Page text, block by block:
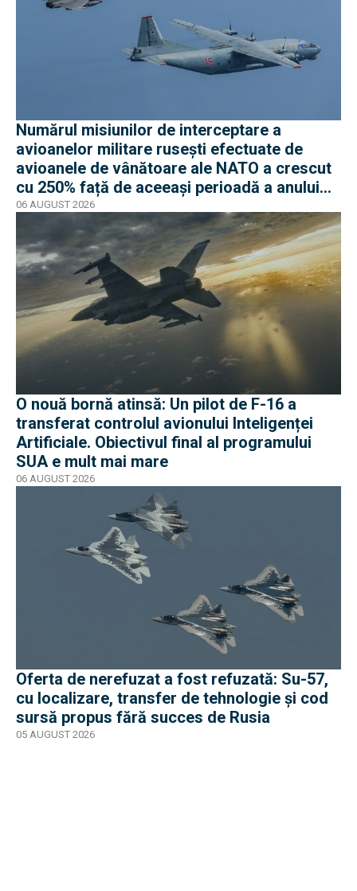
Numărul misiunilor de interceptare a
avioanelor militare rusești efectuate de
avioanele de vânătoare ale NATO a crescut
cu 250% față de aceeași perioadă a anului
trecut
06 AUGUST 2026
O nouă bornă atinsă: Un pilot de F-16 a
transferat controlul avionului Inteligenței
Artificiale. Obiectivul final al programului
SUA e mult mai mare
06 AUGUST 2026
Oferta de nerefuzat a fost refuzată: Su-57,
cu localizare, transfer de tehnologie și cod
sursă propus fără succes de Rusia
05 AUGUST 2026